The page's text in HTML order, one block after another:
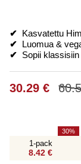
✔ Kasvatettu
✔ Luomua &
✔
Sopii
30.29 €
1-pack
8.42 €
30